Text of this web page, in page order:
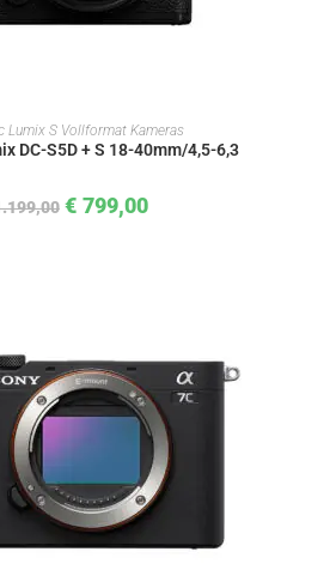
DEN WARENKORB
Lumix S Vollformat Kameras
DC-S5D + S 18-40mm/4,5-6,3
€ 799,00